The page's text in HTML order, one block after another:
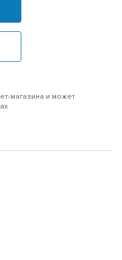
магазина и может